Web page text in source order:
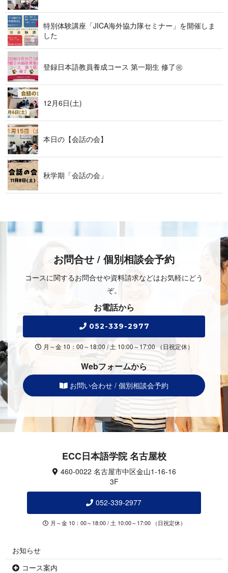
特別体験講座「JICA海外協力隊セミナー」を開催しま
した
登録日本語教員養成コース 第一期生 修了㊗
12月6日(土)
本日の【会話の会】
秋学期「会話の会」
お問合せ / 個別相談会予約
コースに関するお問合せや資料請求などはお気軽にどう
ぞ。
お電話から
052-339-2977
月～金 10：00～18:00 / 土 10:00～17:00 （日祝定休）
Webフォームから
お問い合わせ / 個別相談会予約
ECC日本語学院 名古屋校
460-0022 名古屋市中区金山1-16-16
3F
052-339-2977
月～金 10：00～18:00 / 土 10:00～17:00 （日祝定休）
お知らせ
コース案内